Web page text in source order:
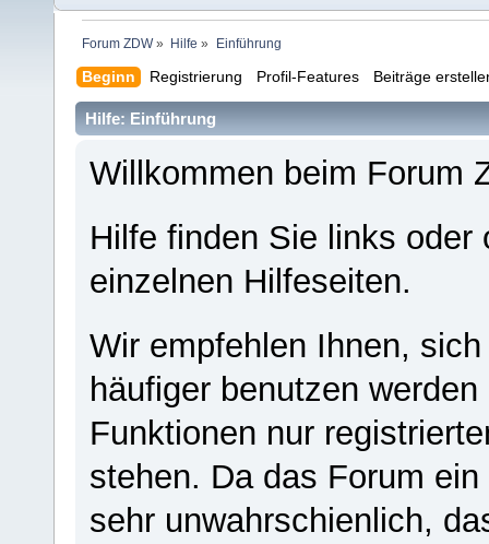
Forum ZDW» Hilfe » Einführung
Beginn Registrierung Profil-Features Beiträge
Hilfe: Einführung
Willkommen beim Forum
Hilfe finden Sie links
einzelnen Hilfeseiten.
Wir empfehlen Ihnen,
häufiger benutzen
Funktionen nur
stehen. Da das Forum
sehr unwahrschienlich,